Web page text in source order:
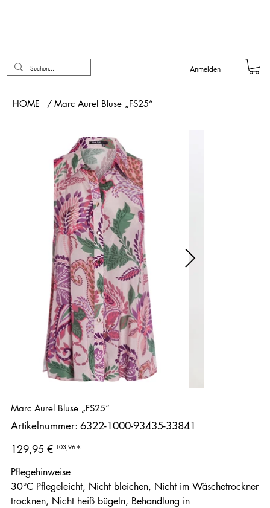
Anmelden
HOME / Marc Aurel Bluse „FS25“
Marc Aurel Bluse „FS25“
Artikelnummer:
Artikelnummer:
6322-
33841
6322-1000-93435-33841
Ursprünglicher
Preis
129,95 € Angebotspreis
103,96 €
Pflegehinweise
30°C Pflegeleicht, Nicht bleichen, Nicht im Wäschetrockner
trocknen, Nicht heiß bügeln, Behandlung in